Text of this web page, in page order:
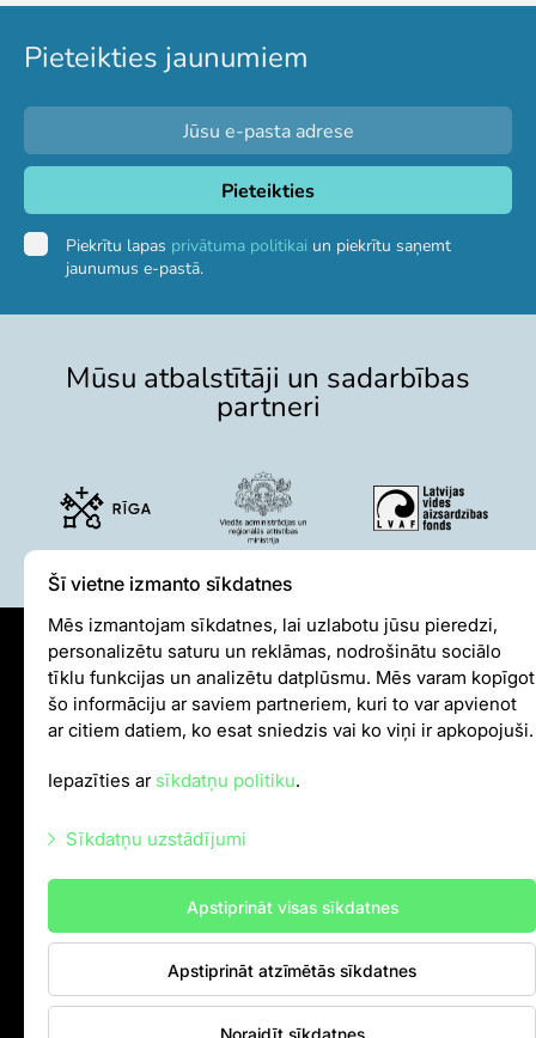
Pieteikties jaunumiem
Piekrītu lapas privātuma politikai un piekrītu saņemt
jaunumus e-pastā.
Mūsu atbalstītāji un sadarbības
partneri
Sīkdatņu politika
Iekšējās kārtības noteikumi
Autortiesības
+37128001109,P–Pk 10.00–18.00
Meža prospekts 1, Rīga, LV-1014
Šī vietne izmanto sīkdatnes
Mēs izmantojam sīkdatnes, lai uzlabotu jūsu pieredzi,
personalizētu saturu un reklāmas, nodrošinātu sociālo
tīklu funkcijas un analizētu datplūsmu. Mēs varam kopīgot
šo informāciju ar saviem partneriem, kuri to var apvienot
ar citiem datiem, ko esat sniedzis vai ko viņi ir apkopojuši.
Iepazīties arsīkdatņu politiku.
Sīkdatņu uzstādījumi
Mārketinga sīkdatnes
Statistikas sīkdatnes
Citas sīkdatnes
Apstiprināt visas sīkdatnes
Apstiprināt atzīmētās sīkdatnes
Noraidīt sīkdatnes